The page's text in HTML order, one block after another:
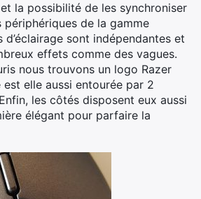
et la possibilité de les synchroniser
de la gamme
d’éclairage sont indépendantes et
effets comme des vagues.
nous trouvons un logo Razer
elle aussi entourée par 2
les côtés disposent eux aussi
élégant pour parfaire la